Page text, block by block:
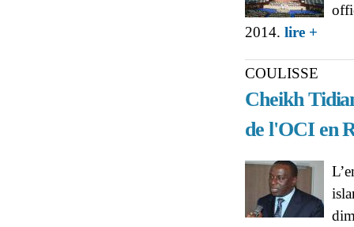
2014. lire +
COULISSE
Cheikh
de l'OCI en